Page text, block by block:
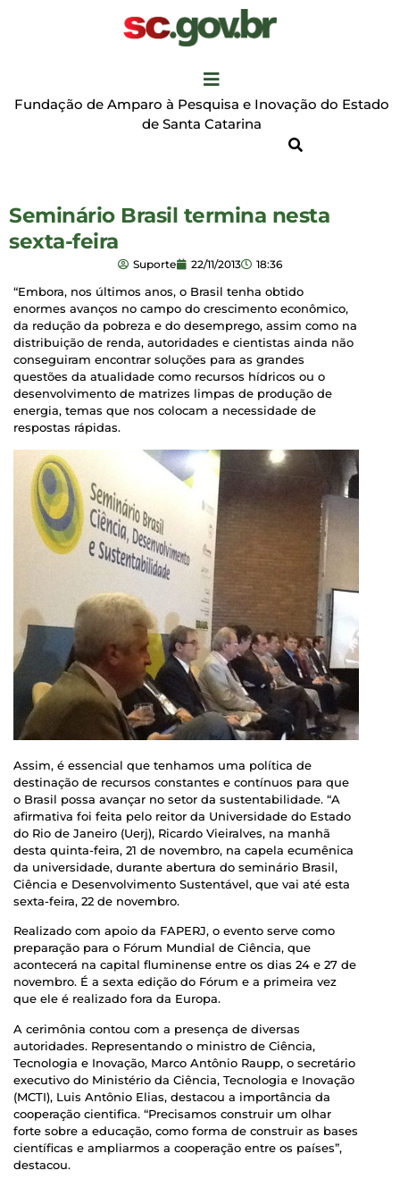
Fundação de Amparo à Pesquisa e Inovação do Estado
de Santa Catarina
Seminário Brasil termina nesta
sexta-feira
Suporte 22/11/2013 18:36
“Embora, nos últimos anos, o Brasil tenha obtido
enormes avanços no campo do crescimento econômico,
da redução da pobreza e do desemprego, assim como na
distribuição de renda, autoridades e cientistas ainda não
conseguiram encontrar soluções para as grandes
questões da atualidade como recursos hídricos ou o
desenvolvimento de matrizes limpas de produção de
energia, temas que nos colocam a necessidade de
respostas rápidas.
Assim, é essencial que tenhamos uma política de
destinação de recursos constantes e contínuos para que
o Brasil possa avançar no setor da sustentabilidade. “A
afirmativa foi feita pelo reitor da Universidade do Estado
do Rio de Janeiro (Uerj), Ricardo Vieiralves, na manhã
desta quinta-feira, 21 de novembro, na capela ecumênica
da universidade, durante abertura do seminário Brasil,
Ciência e Desenvolvimento Sustentável, que vai até esta
sexta-feira, 22 de novembro.
Realizado com apoio da FAPERJ, o evento serve como
preparação para o Fórum Mundial de Ciência, que
acontecerá na capital fluminense entre os dias 24 e 27 de
novembro. É a sexta edição do Fórum e a primeira vez
que ele é realizado fora da Europa.
A cerimônia contou com a presença de diversas
autoridades. Representando o ministro de Ciência,
Tecnologia e Inovação, Marco Antônio Raupp, o secretário
executivo do Ministério da Ciência, Tecnologia e Inovação
(MCTI), Luis Antônio Elias, destacou a importância da
cooperação cientifica. “Precisamos construir um olhar
forte sobre a educação, como forma de construir as bases
científicas e ampliarmos a cooperação entre os países”,
destacou.